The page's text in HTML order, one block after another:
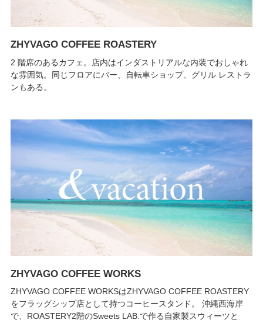
ZHYVAGO COFFEE ROASTERY
2 階席のあるカフェ。店内はインダストリアルな内装でおしゃれ
な雰囲気。同じフロアにバー、自転車ショップ、グリル レストラ
ンもある。
ZHYVAGO COFFEE WORKS
ZHYVAGO COFFEE WORKSはZHYVAGO COFFEE ROASTERY
をフラッグシップ店として持つコーヒースタンド。 沖縄西海岸
で、ROASTERY2階のSweets LAB.で作る自家製スウィーツと